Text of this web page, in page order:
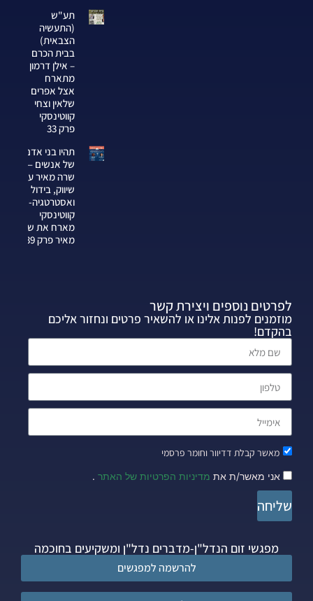
תע"ש
(התעשיה
הצבאית)
בבית הכרם
– אילן דרמון
מתארח
אצל אפרים
שלאין וצחי
קווטינסקי
פרק 33
תהיו בני אדם
של אנשים —
שרה מאיר על
שיווק, בידול
ואסטרטגיה-צחי
קווטינסקי
מארח את שרה
מאיר פרק 339
לפרטים נוספים ויצירת קשר
מוזמנים לפנות אלינו או להשאיר פרטים ונחזור אליכם
בהקדם!
מאשר קבלת דדיוור וחומר פרסמי
אני מאשר/ת את מדיניות הפרטיות של האתר .
שליחה
מפגשי זום הנדל"ן-מדברים נדל"ן ומשקיעים בחוכמה
להרשמה למפגשים